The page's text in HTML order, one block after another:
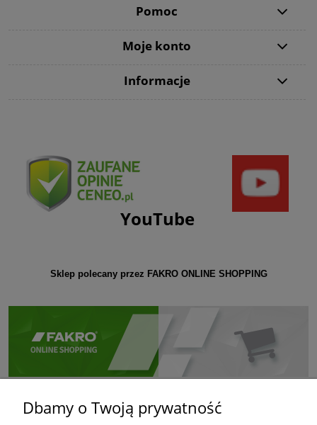
Pomoc
Moje konto
Informacje
YouTube
Sklep polecany przez FAKRO ONLINE SHOPPING
Dbamy o Twoją prywatność